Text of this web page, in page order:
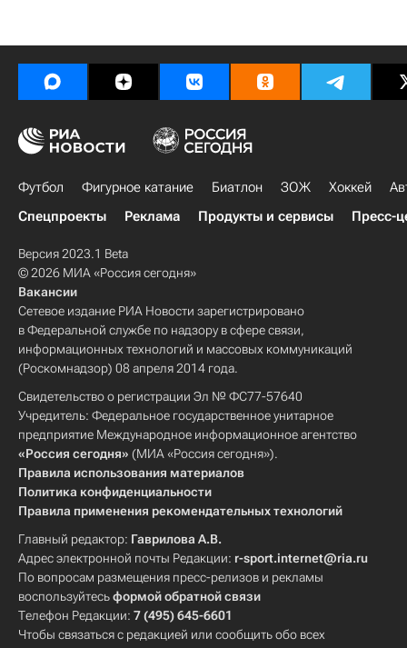
Футбол Фигурное катание Биатлон ЗОЖ Хоккей
Спецпроекты
Реклама Продукты и сервисы Пресс-
Версия 2023.1 Beta
© 2026 МИА «Россия сегодня»
Вакансии
Сетевое издание РИА Новости зарегистрировано
в Федеральной службе по надзору в сфере связи,
информационных технологий и массовых коммуникаций
(Роскомнадзор) 08 апреля 2014 года.
Свидетельство о регистрации Эл № ФС77-57640
Учредитель: Федеральное государственное унитарное
предприятие Международное информационное агентство
«Россия сегодня» (МИА «Россия сегодня»).
Правила использования материалов
Политика конфиденциальности
Правила применения рекомендательных технологий
Главный редактор: Гаврилова А.В.
Адрес электронной почты Редакции: r-sport.internet@ria.ru
По вопросам размещения пресс-релизов и рекламы
воспользуйтесьформой обратной связи
Телефон Редакции: 7 (495) 645-6601
Чтобы связаться с редакцией или сообщить обо всех